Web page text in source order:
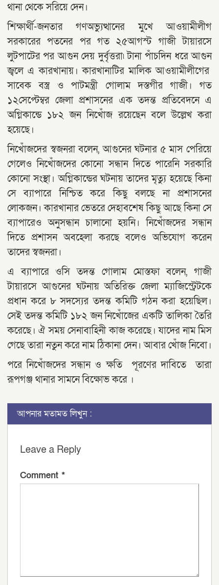
থানা থেকে সরিয়ে দেন।
শিক্ষার্থী-জনতার গণঅভ্যুত্থানের মুখে আওয়ামীলীগ
সরকারের পতনের পর গত ২৫আগস্ট গাজী টায়ারসে
লুটপাটের পর আগুন দেয় দুর্বৃত্তরা৷ টানা পাঁচদিন ধরে আগুন
জ্বলে এ কারখানায়। কারখানাটির মালিক আওয়ামীলীগের
সাবেক বস্ত্র ও পাটমন্ত্রী গোলাম দস্তগীর গাজী। গত
১২সেপ্টেম্বর জেলা প্রশাসনের এক তদন্ত প্রতিবেদনে এ
অগ্নিকান্ডে ১৮২ জন নিখোঁজ রয়েছেন বলে উল্লেখ করা
হয়েছে।
নিখোঁজদের স্বজনরা বলেন, আগুনের ঘটনার ৫ মাস পেরিয়ে
গেলেও নিখোঁজদের কোনো সন্ধান দিতে পারেনি সরকারি
কোনো সংস্থা। অগ্নিকান্ডের ঘটনায় তাদের মৃত্যু হয়েছে কিনা
সে ব্যাপারে নিশ্চিত করে কিছু বলছে না প্রশাসনের
লোকজন। কারখানার ভেতরে দেহাবশেষ কিছু আছে কিনা সে
ব্যাপারেও অনুসন্ধান চালানো হয়নি। নিখোঁজদের সন্ধান
দিতে প্রশাসন অবহেলা করছে বলেও অভিযোগ করেন
তাদের স্বজনরা।
এ ব্যাপারে ওসি তদন্ত গোলাম মোস্তফা বলেন, গাজী
টায়ারসে আগুনের ঘটনায় অতিরিক্ত জেলা ম্যাজিস্ট্রেটকে
প্রধান করে ৮ সদস্যের তদন্ত কমিটি গঠন করা হয়েছিল।
সেই তদন্ত কমিটি ১৮২ জন নিখোঁজের একটি তালিকা তৈরি
করেছে। ঐ সময় সেনাবাহিনী কাজ করেছে। যাদের নাম মিস
গেছে তারা নতুন করে নাম ঠিকানা দেন। আবার খোঁজ নিবো।
পরে নিখোঁজদের সন্ধান ও ক্ষতি পূরণের দাবিতে তারা
রূপগঞ্জ থানার সামনে বিক্ষোভ করে ।
আপনার মতামত লিখুন :
Leave a Reply
Comment *